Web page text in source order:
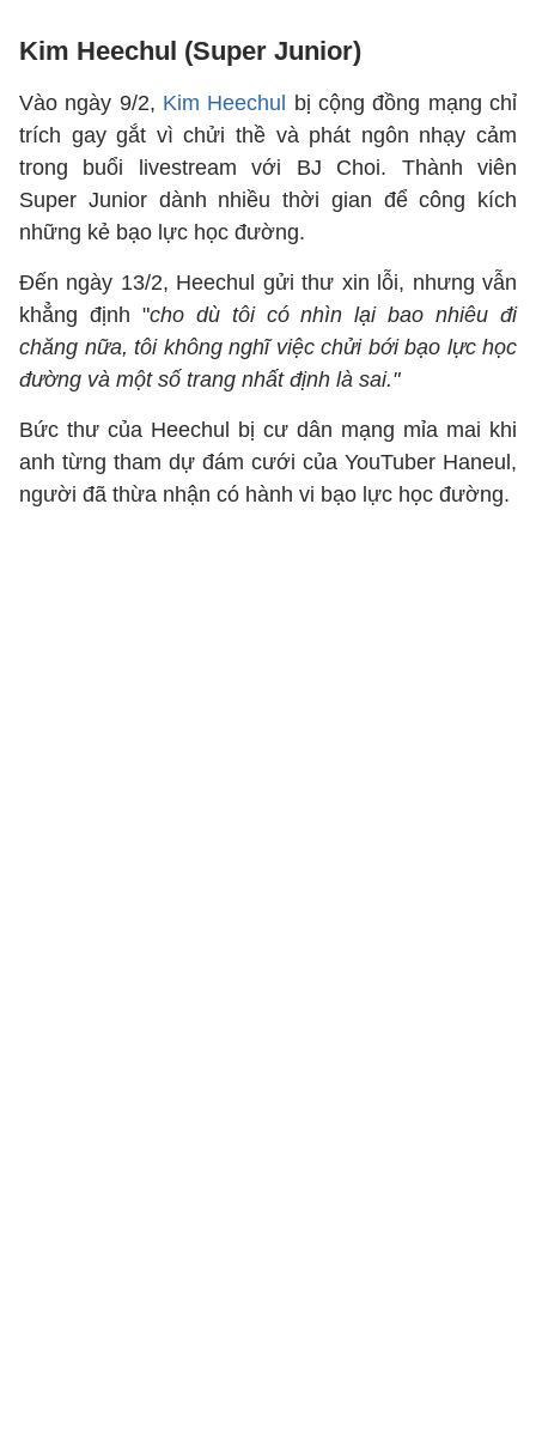
Kim Heechul (Super Junior)
Vào ngày 9/2, Kim Heechul
bị cộng đồng mạng chỉ
trích gay gắt vì chửi thề và phát ngôn nhạy cảm
trong buổi livestream với BJ Choi. Thành viên
Super Junior dành nhiều thời gian để công kích
những kẻ bạo lực học đường.
Đến ngày 13/2, Heechul gửi thư xin lỗi, nhưng vẫn
khẳng định "cho dù tôi có nhìn lại bao nhiêu đi
chăng nữa, tôi không nghĩ việc chửi bới bạo lực học
đường và một số trang nhất định là sai."
Bức thư của Heechul bị cư dân mạng mỉa mai khi
anh từng tham dự đám cưới của YouTuber Haneul,
người đã thừa nhận có hành vi bạo lực học đường.